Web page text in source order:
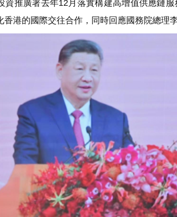
推廣署去年12月落實構建高增值供應鏈
香港的國際交往合作，同時回應國務院總理